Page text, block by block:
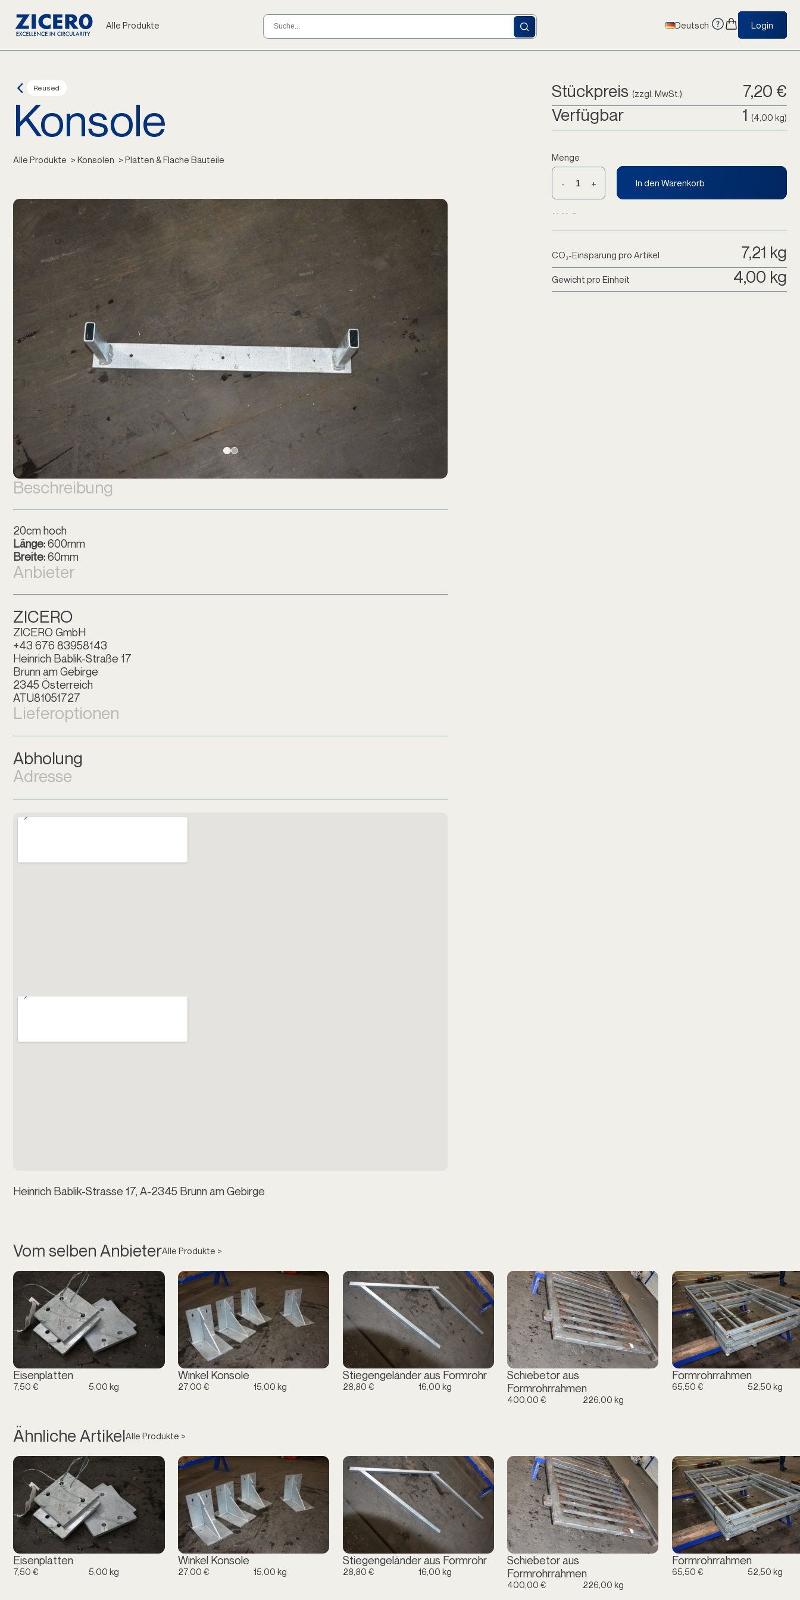
Alle Produkte Deutsch Login
Reused
Konsole
Alle Produkte > Konsolen > Platten & Flache Bauteile
Stückpreis (zzgl. MwSt.)
7,20 €
Verfügbar
1 (4,00 kg)
Menge
- + In den Warenkorb
Beschreibung
20cm hoch
Länge:600mm
Breite:60mm
Anbieter
ZICERO
ZICERO GmbH
+43 676 83958143
Heinrich Bablik-Straße 17
Brunn am Gebirge
2345 Österreich
ATU81051727
Lieferoptionen
Abholung
Adresse
Heinrich Bablik-Strasse 17, A-2345 Brunn am Gebirge
CO₂-Einsparung pro Artikel 7,21 kg
Gewicht pro Einheit 4,00 kg
Vom selben AnbieterAlle Produkte >
Eisenplatten
7,50 € 5,00 kg
Winkel Konsole
27,00 € 15,00 kg
Stiegengeländer aus Formrohr
28,80 € 16,00 kg
Schiebetor aus
Formrohrrahmen
400,00 € 226,00 kg
Formrohrrahmen
65,50 € 52,50 kg
Ähnliche ArtikelAlle Produkte >
Eisenplatten
7,50 € 5,00 kg
Winkel Konsole
27,00 € 15,00 kg
Stiegengeländer aus Formrohr
28,80 € 16,00 kg
Schiebetor aus
Formrohrrahmen
400,00 € 226,00 kg
Formrohrrahmen
65,50 € 52,50 kg